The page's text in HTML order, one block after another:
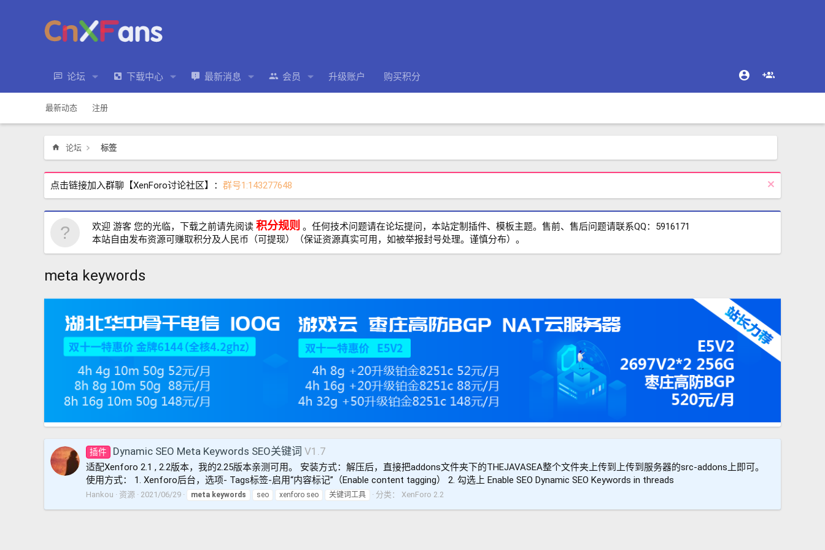
论坛 下载中心 最新消息 会员 升级账户 购买积分
最新动态 注册
论坛 标签
点击链接加入群聊【XenForo讨论社区】： 群号1:143277648
欢迎 游客 您的光临，下载之前请先阅读 积分规则 。任何技术问题请在论坛提问，本站定制插件、模板主题。售前、售后问题请联系QQ：5916171
本站自由发布资源可赚取积分及人民币（可提现）（保证资源真实可用，如被举报封号处理。谨慎分布）。
meta keywords
插件 Dynamic SEO Meta Keywords SEO关键词 V1.7
适配Xenforo 2.1 , 2.2版本，我的2.25版本亲测可用。 安装方式：解压后，直接把addons文件夹下的THEJAVASEA整个文件夹上传到上传到服务器的src-addons上即可。
使用方式： 1. Xenforo后台，选项- Tags标签-启用“内容标记”（Enable content tagging） 2. 勾选上 Enable SEO Dynamic SEO Keywords in threads
Hankou 资源 2021/06/29 meta keywords seo xenforo seo 关键词工具 分类： XenForo 2.2